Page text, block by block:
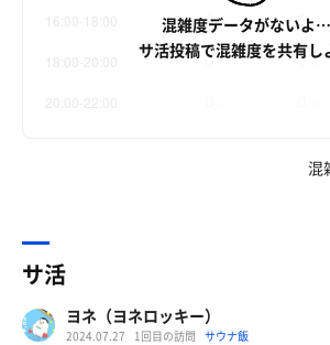
混雑度データがないよ…
サ活投稿で混雑度を共有し
0 件 0 件
0 0
混
サ活
ヨネ（ヨネロッキー）
2024.07.27 1回目の訪問 サウナ飯